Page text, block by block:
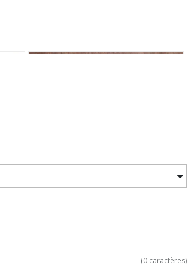
(0 caractères)